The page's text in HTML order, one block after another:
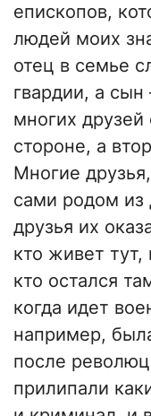
епископов,
людей моих
отец в семье
гвардии, а сын
многих
стороне, а
Многие
сами родом из
друзья их
кто живет тут,
кто остался
когда идет
например,
после
прилипали